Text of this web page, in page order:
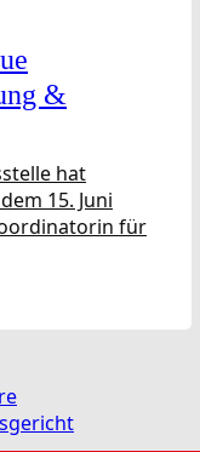
Ausschüsse &
&
hat
15. Juni
für